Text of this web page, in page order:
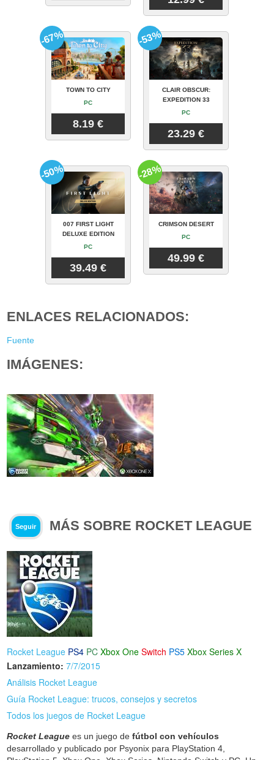
TOWN TO CITY
PC
8.19 €
-67%
CLAIR OBSCUR:
EXPEDITION 33
PC
23.29 €
-53%
007 FIRST LIGHT
DELUXE EDITION
PC
39.49 €
-50%
CRIMSON DESERT
PC
49.99 €
-28%
ENLACES RELACIONADOS:
Fuente
IMÁGENES:
Seguir MÁS SOBRE ROCKET LEAGUE
Rocket League PS4 PC Xbox One Switch PS5 Xbox Series X
Lanzamiento: 7/7/2015
Análisis Rocket League
Guía Rocket League: trucos, consejos y secretos
Todos los juegos de Rocket League
Rocket League es un juego defútbol con vehículos
desarrollado y publicado por Psyonix para PlayStation 4,